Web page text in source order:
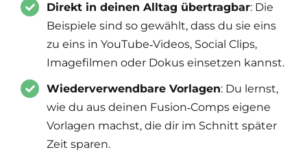
Direkt in deinen Alltag übertragbar: Die
Beispiele sind so gewählt, dass du sie eins
zu eins in YouTube‑Videos, Social Clips,
Imagefilmen oder Dokus einsetzen kannst.
Wiederverwendbare Vorlagen: Du lernst,
wie du aus deinen Fusion‑Comps eigene
Vorlagen machst, die dir im Schnitt später
Zeit sparen.